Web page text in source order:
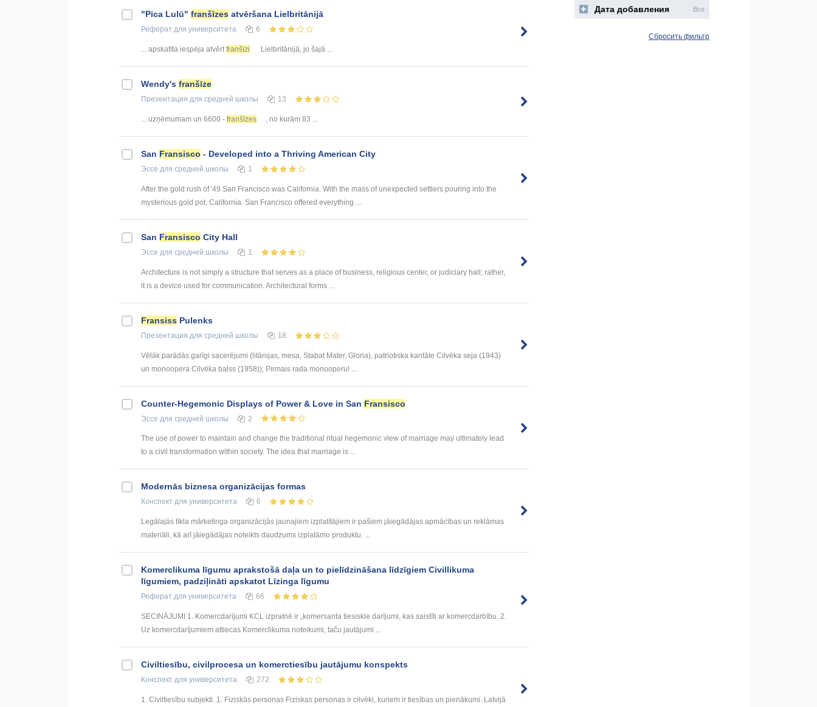
"Pica Lulū" franšīzes atvēršana Lielbritānijā
Реферат для университета 6
... apskatīta iespēja atvērtfranšīzi Lielbritānijā, jo šajā ...
Wendy's franšīze
Презентация для средней школы 13
... uzņēmumam un 6600 - franšīzes , no kurām 83 ...
San Fransisco - Developed into a Thriving American City
Эссе для средней школы 1
After the gold rush of '49 San Francisco was California. With the mass of unexpected settlers pouring into the
mysterious gold pot, California. San Francisco offered everything ...
San Fransisco City Hall
Эссе для средней школы 1
Architecture is not simply a structure that serves as a place of business, religious center, or judiciary hall; rather,
it is a device used for communication. Architectural forms ...
Fransiss Pulenks
Презентация для средней школы 18
Vēlāk parādās garīgi sacerējumi (litānijas, mesa, Stabat Mater, Gloria), patriotiska kantāte Cilvēka seja (1943)
un monoopera Cilvēka balss (1958)); Pirmais rada monooperu! ...
Counter-Hegemonic Displays of Power & Love in San Fransisco
Эссе для средней школы 2
The use of power to maintain and change the traditional ritual hegemonic view of marriage may ultimately lead
to a civil transformation within society. The idea that marriage is ...
Modernās biznesa organizācijas formas
Конспект для университета 6
Legālajās tīkla mārketinga organizācijās jaunajiem izplatītājiem ir pašiem jāiegādājas apmācības un reklāmas
materiāli, kā arī jāiegādājas noteikts daudzums izplatāmo produktu. ...
Komerclikuma līgumu aprakstošā daļa un to pielīdzināšana līdzīgiem Civillikuma
līgumiem, padziļināti apskatot Līzinga līgumu
Реферат для университета 66
SECINĀJUMI 1. Komercdarījumi KCL izpratnē ir „komersanta tiesiskie darījumi, kas saistīti ar komercdarbību. 2.
Uz komercdarījumiem attiecas Komerclikuma noteikumi, taču jautājumi ...
Civiltiesību, civilprocesa un komerctiesību jautājumu konspekts
Конспект для университета 272
1. Civiltiesību subjekti. 1. Fiziskās personas Fiziskas personas ir cilvēki, kuriem ir tiesības un pienākumi. Latvijā
Дата добавления Все
Сбросить фильтр